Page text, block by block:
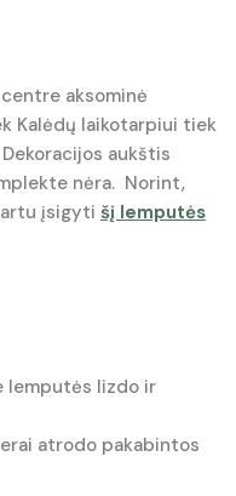
aksominė
Kalėdų laikotarpiui tiek
aukštis
nėra. Norint,
įsigyti šį lemputės
lemputės lizdo ir
atrodo pakabintos